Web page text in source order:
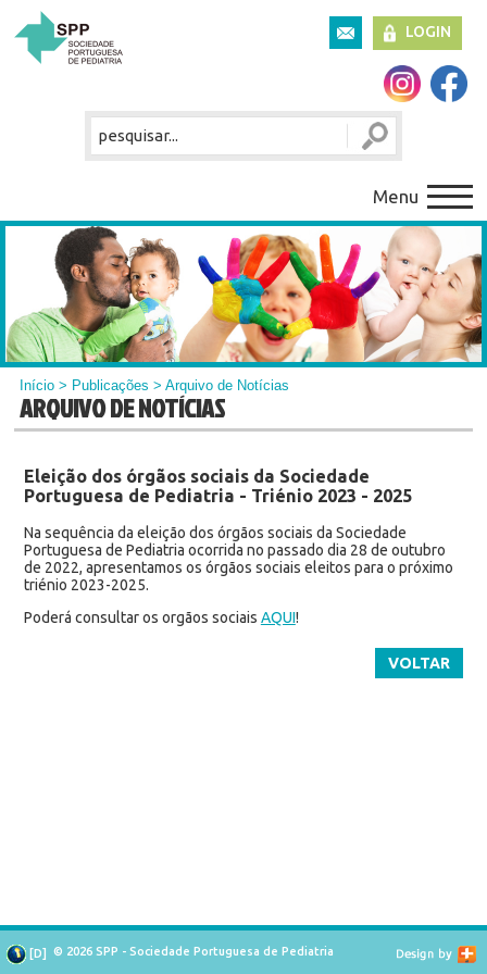
LOGIN
Menu
Início > Publicações > Arquivo de Notícias
ARQUIVO DE NOTÍCIAS
Eleição dos órgãos sociais da Sociedade
Portuguesa de Pediatria - Triénio 2023 - 2025
Na sequência da eleição dos órgãos sociais da Sociedade
Portuguesa de Pediatria ocorrida no passado dia 28 de outubro
de 2022, apresentamos os órgãos sociais eleitos para o próximo
triénio 2023-2025.
Poderá consultar os orgãos sociais AQUI!
VOLTAR
[D] © 2026 SPP - Sociedade Portuguesa de Pediatria